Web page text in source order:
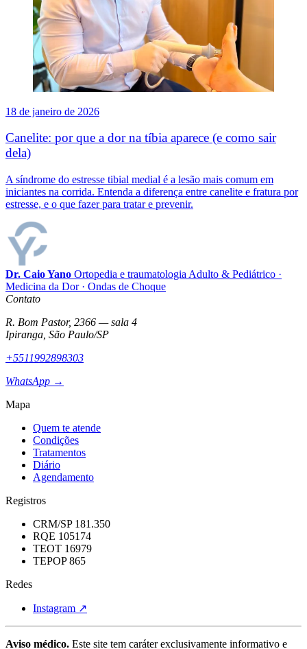
18 de janeiro de 2026
Canelite: por que a dor na tíbia aparece (e como sair
dela)
A síndrome do estresse tibial medial é a lesão mais comum em
iniciantes na corrida. Entenda a diferença entre canelite e fratura por
estresse, e o que fazer para tratar e prevenir.
Dr. Caio Yano Ortopedia e traumatologia Adulto & Pediátrico ·
Medicina da Dor · Ondas de Choque
Contato
R. Bom Pastor, 2366 — sala 4
Ipiranga, São Paulo/SP
+5511992898303
WhatsApp →
Mapa
Quem te atende
Condições
Tratamentos
Diário
Agendamento
Registros
CRM/SP 181.350
RQE 105174
TEOT 16979
TEPOP 865
Redes
Instagram ↗
Aviso médico. Este site tem caráter exclusivamente informativo e